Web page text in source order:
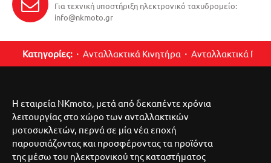
Για τεχνική υποστήριξη ηλεκτρονικό ταχυδρομείο:
info@nkmoto.gr
Κατηγορίες: Ανταλλακτικά Κινητήρα Ανταλλακτικά
Η εταιρεία NKmoto, μετά από δεκαπέντε χρόνια
λειτουργίας στο χώρο των ανταλλακτικών
μοτοσυκλετών, περνά σε μία νέα εποχή
παρουσιάζοντας και προσφέροντας τα προϊόντα
της μέσω του ηλεκτρονικού της καταστήματος